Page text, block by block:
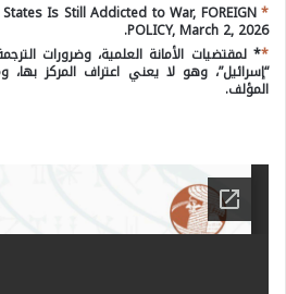
*
Is Still Addicted to War, FOREIGN
POLICY, March 2, 2026.
** لمقتضيات الأمانة العلمية، وضرورات
“إسرائيل”، وهو لا يعني اعتراف المركز
المؤلف.